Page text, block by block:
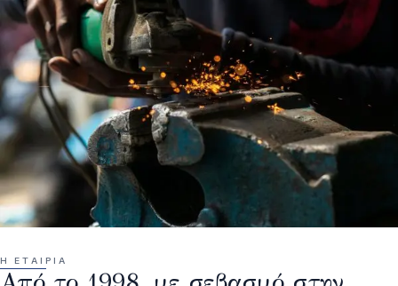
Η ΕΤΑΙΡΊΑ